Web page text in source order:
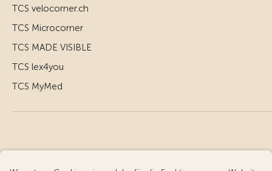
TCS velocorner.ch
TCS Microcorner
TCS MADE VISIBLE
TCS lex4you
TCS MyMed